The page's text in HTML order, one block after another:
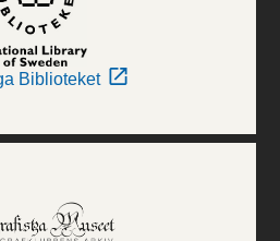
Biblioteket